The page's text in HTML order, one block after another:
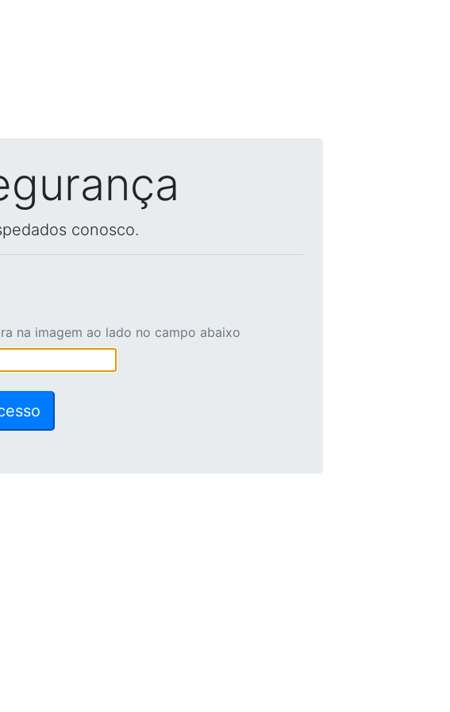
conosco.
na imagem ao lado no campo abaixo